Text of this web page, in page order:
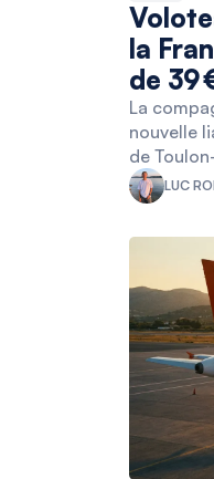
la
de 39
La
nouvelle
de
LUC